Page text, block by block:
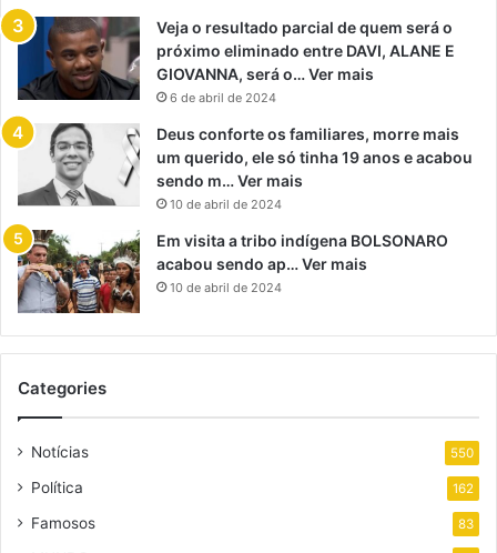
Veja o resultado parcial de quem será o
próximo eliminado entre DAVI, ALANE E
GIOVANNA, será o… Ver mais
6 de abril de 2024
Deus conforte os familiares, morre mais
um querido, ele só tinha 19 anos e acabou
sendo m… Ver mais
10 de abril de 2024
Em visita a tribo indígena BOLSONARO
acabou sendo ap… Ver mais
10 de abril de 2024
Categories
Notícias 550
Política 162
Famosos 83